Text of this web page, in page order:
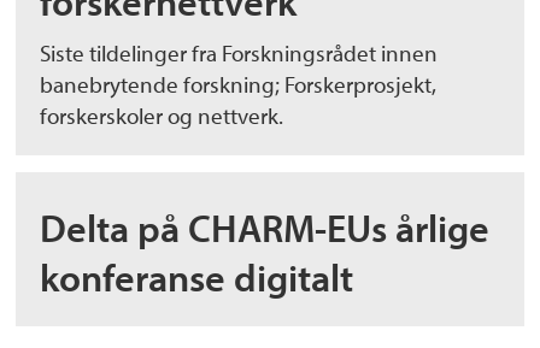
Siste tildelinger fra Forskningsrådet innen
banebrytende forskning; Forskerprosjekt,
forskerskoler og nettverk.
Delta på CHARM-EUs årlige
konferanse digitalt